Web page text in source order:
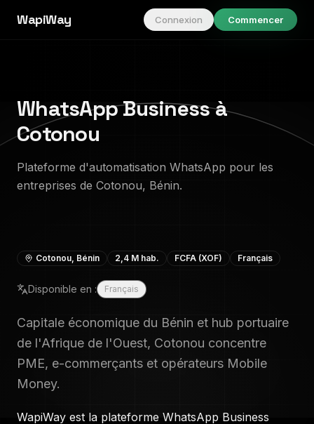
WapiWay Connexion Commencer
WhatsApp Business à
Cotonou
Plateforme d'automatisation WhatsApp pour les
entreprises de Cotonou, Bénin.
Cotonou, Bénin 2,4 M hab. FCFA (XOF) Français
Disponible en : Français
Capitale économique du Bénin et hub portuaire
de l'Afrique de l'Ouest, Cotonou concentre
PME, e-commerçants et opérateurs Mobile
Money.
WapiWay est la plateforme WhatsApp Business